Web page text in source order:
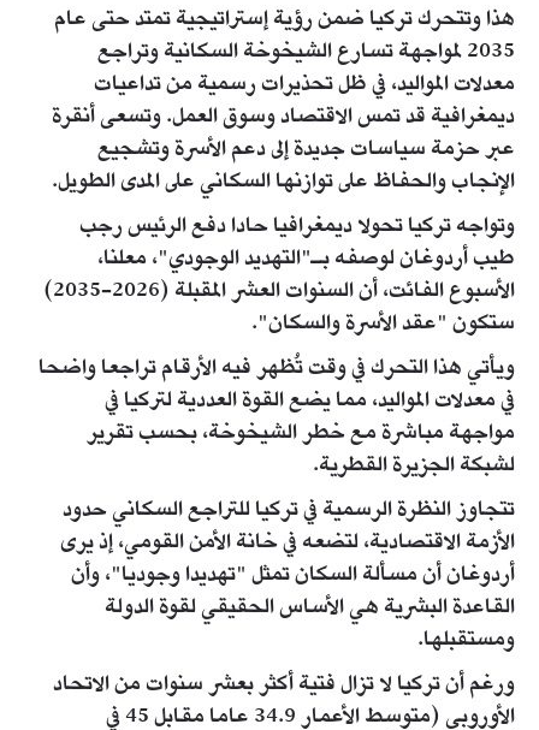
هذا وتتحرك تركيا ضمن رؤية إستراتيجية تمتد حتى عام
2035 لمواجهة تسارع الشيخوخة السكانية وتراجع
معدلات المواليد، في ظل تحذيرات رسمية من تداعيات
ديمغرافية قد تمس الاقتصاد وسوق العمل. وتسعى أنقرة
عبر حزمة سياسات جديدة إلى دعم الأسرة وتشجيع
الإنجاب والحفاظ على توازنها السكاني على المدى الطويل.
وتواجه تركيا تحولا ديمغرافيا حادا دفع الرئيس رجب
طيب أردوغان لوصفه بـ"التهديد الوجودي"، معلنا،
الأسبوع الفائت، أن السنوات العشر المقبلة (2026-2035)
ستكون "عقد الأسرة والسكان".
ويأتي هذا التحرك في وقت تُظهر فيه الأرقام تراجعا واضحا
في معدلات المواليد، مما يضع القوة العددية لتركيا في
مواجهة مباشرة مع خطر الشيخوخة، بحسب تقرير
لشبكة الجزيرة القطرية.
تتجاوز النظرة الرسمية في تركيا للتراجع السكاني حدود
الأزمة الاقتصادية، لتضعه في خانة الأمن القومي، إذ يرى
أردوغان أن مسألة السكان تمثل "تهديدا وجوديا"، وأن
القاعدة البشرية هي الأساس الحقيقي لقوة الدولة
ومستقبلها.
ورغم أن تركيا لا تزال فتية أكثر بعشر سنوات من الاتحاد
الأوروبي (متوسط الأعمار 34.9 عاما مقابل 45 في